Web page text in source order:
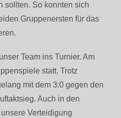
sollten. So konnten sich
Gruppenersten für das
Team ins Turnier. Am
statt. Trotz
mit dem 3:0 gegen den
Auch in den
Verteidigung